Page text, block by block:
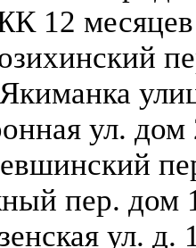
12 месяцев
ул. дом
пер. дом
ул. д.